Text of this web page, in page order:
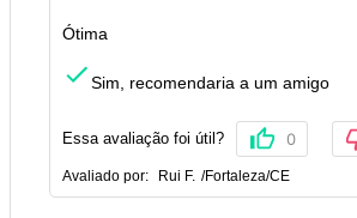
Ótima
Sim, recomendaria a um amigo
Essa avaliação foi útil? 0
Avaliado por: Rui F. /Fortaleza/CE